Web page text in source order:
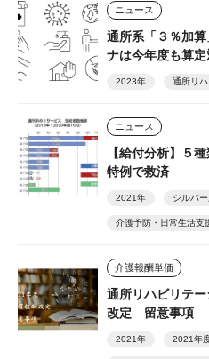
ニュース
通所系「３％加
ナは今年度も算定
2023年 通所リ
ニュース
【給付分析】５
特例で救済
2021年 シルバ
介護予防・日常生活支
介護報酬単価
通所リハビリテ
改定 留意事項
2021年 2021年